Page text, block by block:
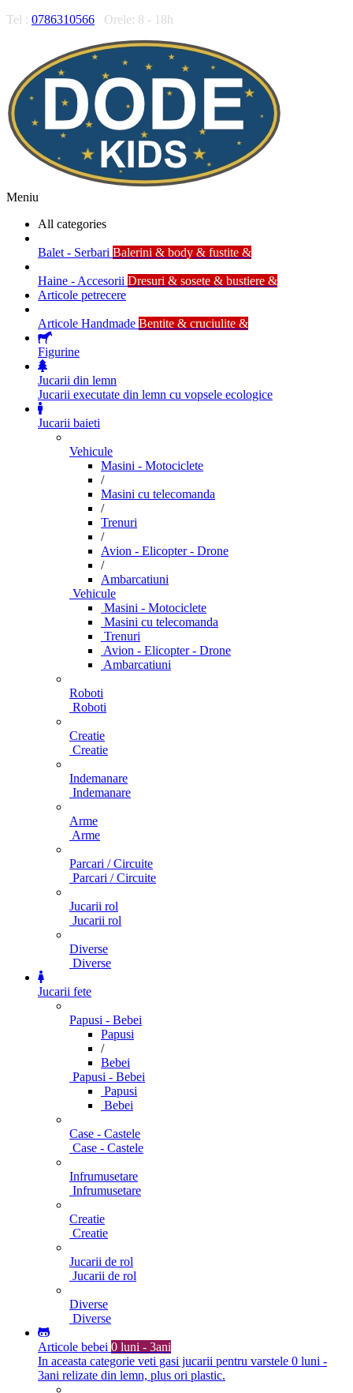
Tel : 0786310566 Orele: 8 - 18h
Meniu
All categories
Balet - Serbari Balerini & body & fustite &
Haine - Accesorii Dresuri & sosete & bustiere &
Articole petrecere
Articole Handmade Bentite & cruciulite &
Figurine
Jucarii din lemn
Jucarii executate din lemn cu vopsele ecologice
Jucarii baieti
Vehicule
Masini - Motociclete
/
Masini cu telecomanda
/
Trenuri
/
Avion - Elicopter - Drone
/
Ambarcatiuni
Vehicule
Masini - Motociclete
Masini cu telecomanda
Trenuri
Avion - Elicopter - Drone
Ambarcatiuni
Roboti
Roboti
Creatie
Creatie
Indemanare
Indemanare
Arme
Arme
Parcari / Circuite
Parcari / Circuite
Jucarii rol
Jucarii rol
Diverse
Diverse
Jucarii fete
Papusi - Bebei
Papusi
/
Bebei
Papusi - Bebei
Papusi
Bebei
Case - Castele
Case - Castele
Infrumusetare
Infrumusetare
Creatie
Creatie
Jucarii de rol
Jucarii de rol
Diverse
Diverse
Articole bebei 0 luni - 3ani
In aceasta categorie veti gasi jucarii pentru varstele 0 luni -
3ani relizate din lemn, plus ori plastic.